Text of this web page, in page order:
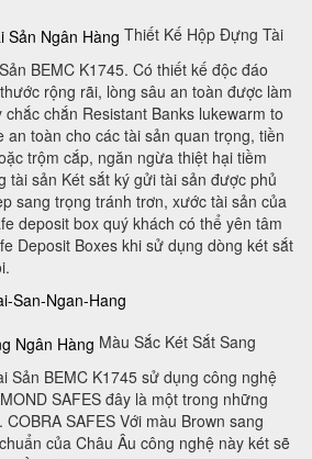
Thiết Kế Hộp Đựng Tài
BEMC K1745. Có thiết kế độc đáo
rộng rãi, lòng sâu an toàn được làm
chắn Resistant Banks lukewarm to
an toàn cho các tài sản quan trọng, tiền
trộm cắp, ngăn ngừa thiệt hại tiềm
tài sản Két sắt ký gửi tài sản được phủ
sang trọng tránh trơn, xước tài sản của
deposit box quý khách có thể yên tâm
Deposit Boxes khi sử dụng dòng két sắt
Màu Sắc Két Sắt Sang
Sản BEMC K1745 sử dụng công nghệ
SAFES đây là một trong những
SAFES Với màu Brown sang
của Châu Âu công nghệ này két sẽ